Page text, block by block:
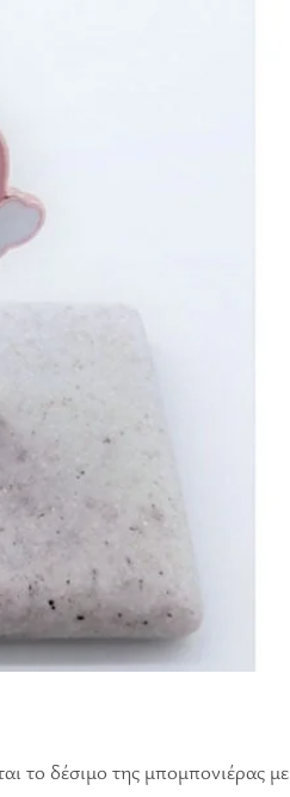
το δέσιμο της μπομπονιέρας